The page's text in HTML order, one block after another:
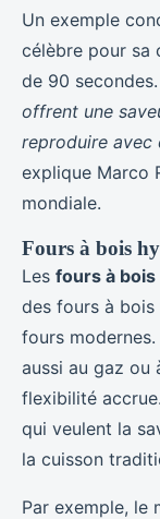
Un exemple
célèbre pour sa
de 90 secondes.
offrent une
reproduire avec
explique Marco
mondiale.
Fours à bois
Les fours à
des fours à
fours
aussi au gaz ou
flexibilité
qui veulent la
la cuisson
Par exemple, le